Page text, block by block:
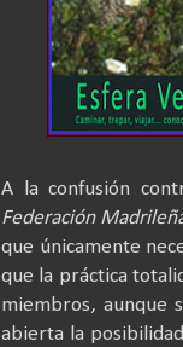
A la confusión
Federación
que únicamente
que la práctica
miembros, aunque
abierta la